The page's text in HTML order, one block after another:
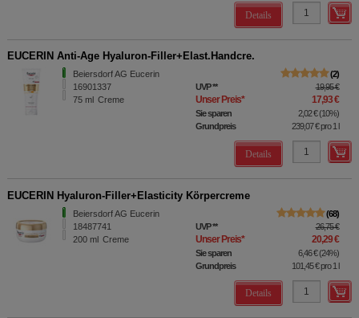
Details
EUCERIN Anti-Age Hyaluron-Filler+Elast.Handcre.
Beiersdorf AG Eucerin
16901337
75 ml Creme
2
UVP** 19,95 €
Unser Preis* 17,93 €
Sie sparen 2,02 €(10%)
Grundpreis
239,07 €pro 1 l
Details
EUCERIN Hyaluron-Filler+Elasticity Körpercreme
Beiersdorf AG Eucerin
18487741
200 ml Creme
68
UVP** 26,75 €
Unser Preis* 20,29 €
Sie sparen 6,46 €(24%)
Grundpreis
101,45 €pro 1 l
Details